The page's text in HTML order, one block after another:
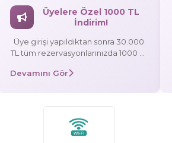
Üyelere Özel 1000 TL
İndirim!
Üye girişi yapıldıktan sonra 30.000
TL tüm rezervasyonlarınızda 1000 TL
Devamını Gör